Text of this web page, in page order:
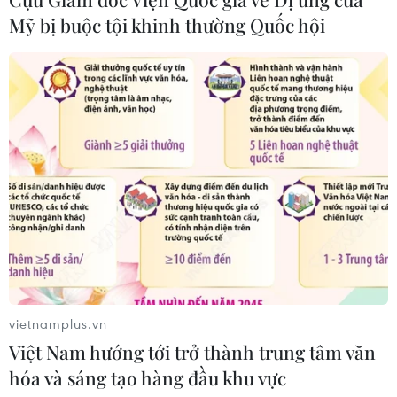
trận quyết định của xung đột Mỹ-
Iran?
02/08/2026 13:33
CƠ QUAN CHỦ QUẢN: THÔNG TẤN XÃ VIỆT NAM
Tổng Biên tập: TRẦN TIẾN DUẨN
Sở hữu trí tuệ
Quy định sử dụng
Mỹ bị buộc tội khinh thường Quốc hội
vietnamplus.vn
Việt Nam hướng tới trở thành trung tâm văn
hóa và sáng tạo hàng đầu khu vực